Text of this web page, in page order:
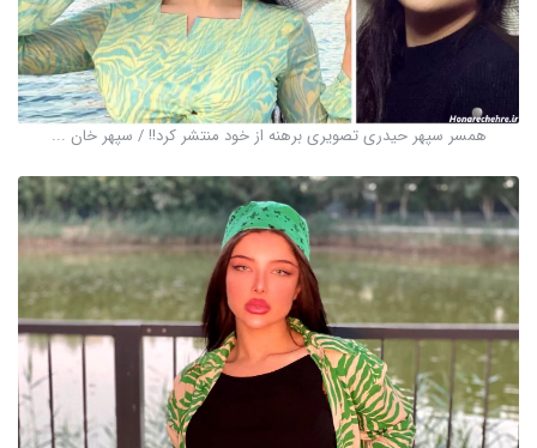
همسر سپهر حیدری تصویری برهنه از خود منتشر کرد!! / سپهر خان ...